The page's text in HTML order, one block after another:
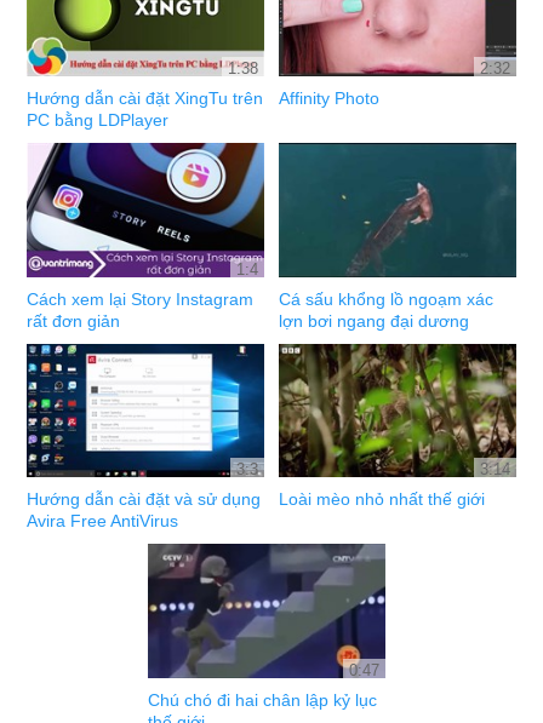
1:38
Hướng dẫn cài đặt XingTu trên
PC bằng LDPlayer
2:32
Affinity Photo
1:4
Cách xem lại Story Instagram
rất đơn giản
Cá sấu khổng lồ ngoạm xác
lợn bơi ngang đại dương
3:3
Hướng dẫn cài đặt và sử dụng
Avira Free AntiVirus
3:14
Loài mèo nhỏ nhất thế giới
0:47
Chú chó đi hai chân lập kỷ lục